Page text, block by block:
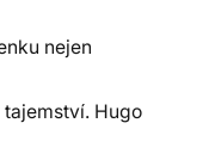
nejen
Hugo